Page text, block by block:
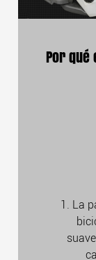
Por
1. La